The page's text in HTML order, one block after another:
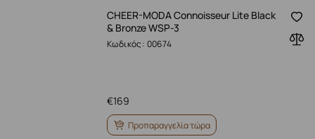
CHEER-MODA Connoisseur Lite Black
& Bronze WSP-3
Κωδικός: 00674
169
€
Προπαραγγελία τώρα